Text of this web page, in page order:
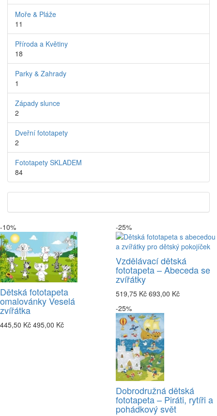
Moře & Pláže
11
Příroda a Květiny
18
Parky & Zahrady
1
Západy slunce
2
Dveřní fototapety
2
Fototapety SKLADEM
84
-10%
Dětská fototapeta
omalovánky Veselá
zvířátka
445,50 Kč 495,00 Kč
-25%
Vzdělávací dětská
fototapeta – Abeceda se
zvířátky
519,75 Kč 693,00 Kč
-25%
Dobrodružná dětská
fototapeta – Piráti, rytíři a
pohádkový svět